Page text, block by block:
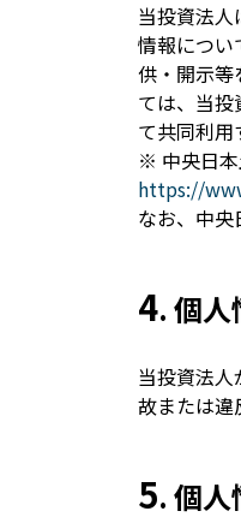
当投資法
情報につい
供・開示等
ては、当
て共同利用
※ 中央日本
https://
なお、中
4. 個
当投資法
故または違
5. 個